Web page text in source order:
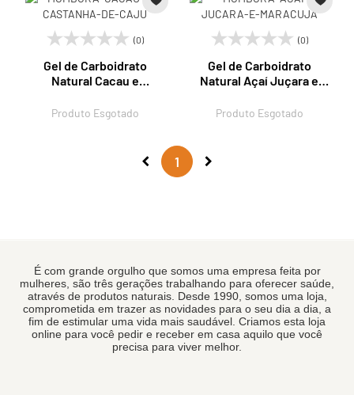
(0)
Gel de Carboidrato
Natural Cacau e
Mombora
Produto Esgotado
(0)
Gel de Carboidrato
Natural Açaí Juçara e
Produto Esgotado
1
É com grande orgulho que somos uma empresa feita por
mulheres, são três gerações trabalhando para oferecer saúde,
através de produtos naturais. Desde 1990, somos uma loja,
comprometida em trazer as novidades para o seu dia a dia, a
fim de estimular uma vida mais saudável. Criamos esta loja
online para você pedir e receber em casa aquilo que você
precisa para viver melhor.